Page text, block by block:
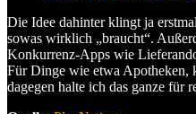
Die Idee dahinter klingt ja
sowas wirklich „braucht“.
Konkurrenz-Apps wie
Für Dinge wie etwa Apotheken,
dagegen halte ich das ganze für